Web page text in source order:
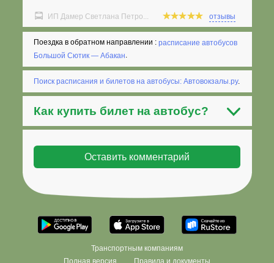
ИП Дамер Светлана Петро... отзывы
Поездка в обратном направлении :расписание автобусов
Большой Сютик — Абакан.
Поиск расписания и билетов на автобусы: Автовокзалы.ру.
Как купить билет на автобус?
Транспортным компаниям